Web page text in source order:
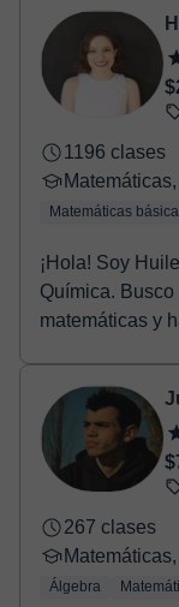
- Paypal.
Una vez realices el
confirmación de la
1196 clases
Matemáticas
¡Hola! Soy
Química.
matemáticas y
267 clases
Álgebra